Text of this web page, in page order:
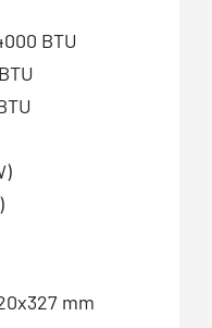
BTU
mm